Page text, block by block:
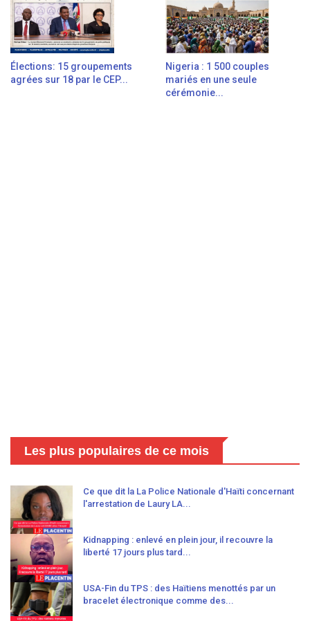
Élections: 15 groupements
agrées sur 18 par le CEP...
Nigeria : 1 500 couples
mariés en une seule
cérémonie...
Les plus populaires de ce mois
Ce que dit la La Police Nationale d'Haïti concernant
l'arrestation de Laury LA...
Kidnapping : enlevé en plein jour, il recouvre la
liberté 17 jours plus tard...
USA-Fin du TPS : des Haïtiens menottés par un
bracelet électronique comme des...